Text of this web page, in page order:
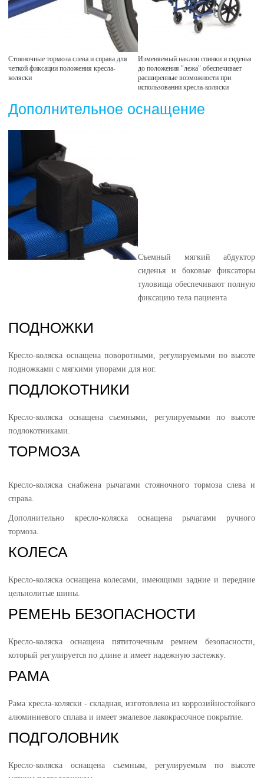
Стояночные тормоза слева и справа для
четкой фиксации положения кресла-
коляски
Изменяемый наклон спинки и сиденья
до положения "лежа" обеспечивает
расширенные возможности при
использовании кресла-коляски
Дополнительное оснащение
Съемный мягкий абдуктор
сиденья и боковые фиксаторы
туловища обеспечивают полную
фиксацию тела пациента
ПОДНОЖКИ
Кресло-коляска оснащена поворотными, регулируемыми по высоте
подножками с мягкими упорами для ног.
ПОДЛОКОТНИКИ
Кресло-коляска оснащена съемными, регулируемыми по высоте
подлокотниками.
ТОРМОЗА
Кресло-коляска снабжена рычагами стояночного тормоза слева и
справа.
Дополнительно кресло-коляска оснащена рычагами ручного
тормоза.
КОЛЕСА
Кресло-коляска оснащена колесами, имеющими задние и передние
цельнолитые шины.
РЕМЕНЬ БЕЗОПАСНОСТИ
Кресло-коляска оснащена пятиточечным ремнем безопасности,
который регулируется по длине и имеет надежную застежку.
РАМА
Рама кресла-коляски - складная, изготовлена из коррозийностойкого
алюминиевого сплава и имеет эмалевое лакокрасочное покрытие.
ПОДГОЛОВНИК
Кресло-коляска оснащена съемным, регулируемым по высоте